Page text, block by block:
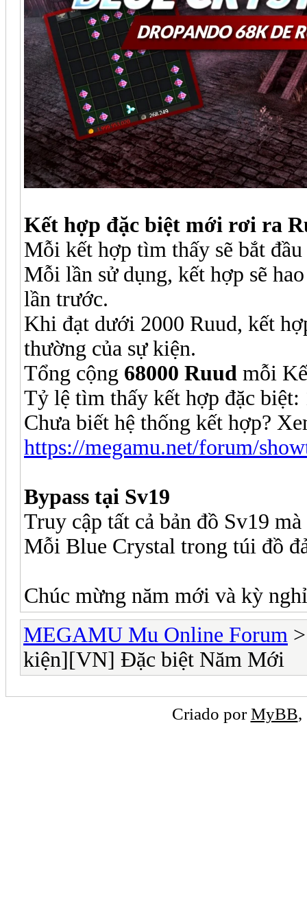
Kết hợp đặc biệt mới rơi ra
Mỗi kết hợp tìm thấy sẽ bắt
Mỗi lần sử dụng, kết hợp sẽ
lần trước.
Khi đạt dưới 2000 Ruud, kết
thường của sự kiện.
Tổng cộng 68000 Ruud mỗi
Tỷ lệ tìm thấy kết hợp đặc
Chưa biết hệ thống kết hợp?
https://megamu.net/forum/
Bypass tại Sv19
Truy cập tất cả bản đồ Sv19
Mỗi Blue Crystal trong túi đồ
Chúc mừng năm mới và kỳ
MEGAMU Mu Online Forum
kiện][VN] Đặc biệt Năm Mới
Criado porMyBB,